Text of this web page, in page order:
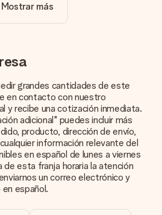
incluida en el precio?
el sitio web incluye la
imagen tiene la calidad
Por eso es importante utilizar fotos
seguro de la calidad de la imagen,
equipo de atención al cliente e
regalo que te interesa encargar.
calidad por ti.
y PNG en nuestro editor. ¿Es
tienes una imagen de un formato
usar? Ponte en contacto con
Mostrar más
grandes cantidades de este
en contacto con nuestro
y recibe una cotización inmediata.
adicional" puedes incluir más
producto, dirección de envío,
información relevante del
en español de lunes a viernes
esta franja horaria la atención
un correo electrónico y
español.